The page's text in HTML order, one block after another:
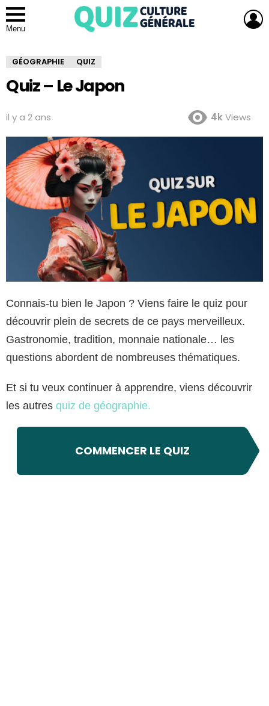
Menu
GÉOGRAPHIE QUIZ
Quiz – Le Japon
il y a 2 ans 4kViews
Connais-tu bien le Japon ? Viens faire le quiz pour
découvrir plein de secrets de ce pays merveilleux.
Gastronomie, tradition, monnaie nationale… les
questions abordent de nombreuses thématiques.
Et si tu veux continuer à apprendre, viens découvrir
les autres quiz de géographie.
COMMENCER LE QUIZ